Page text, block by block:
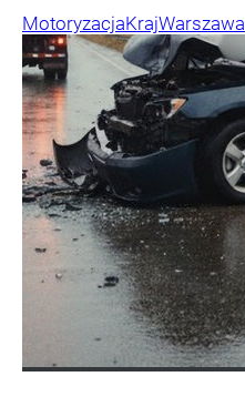
MotoryzacjaKrajWarszawa